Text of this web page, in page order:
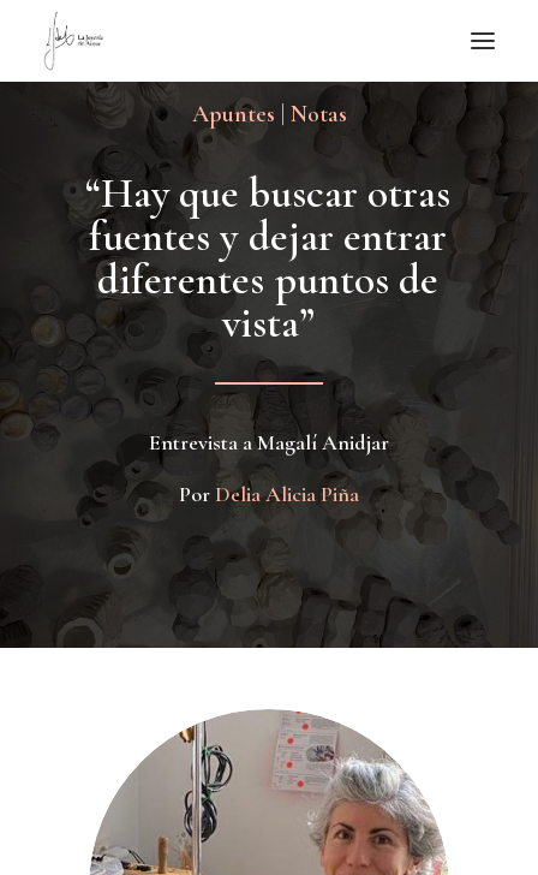
NOTICIAS DE JOYERÍA CONTEMPORÁNEA
DE VISITA
APUNTES
QUIÉN SOY
Apuntes | Notas
“Hay que buscar otras
fuentes y dejar entrar
diferentes puntos de
vista”
Entrevista a Magalí Anidjar
Por Delia Alicia Piña